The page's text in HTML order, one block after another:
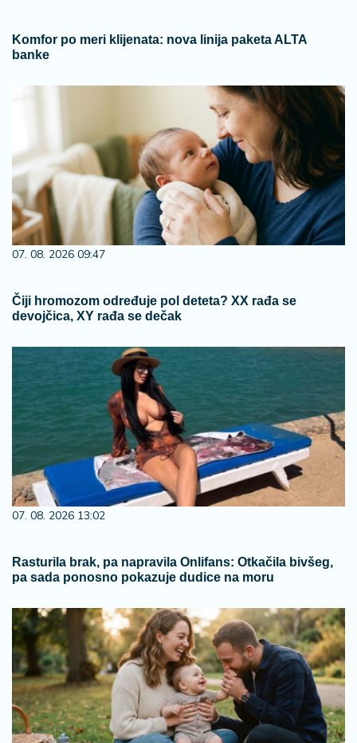
Komfor po meri klijenata: nova linija paketa ALTA
banke
07. 08. 2026 09:47
Čiji hromozom određuje pol deteta? XX rađa se
devojčica, XY rađa se dečak
07. 08. 2026 13:02
Rasturila brak, pa napravila Onlifans: Otkačila bivšeg,
pa sada ponosno pokazuje dudice na moru